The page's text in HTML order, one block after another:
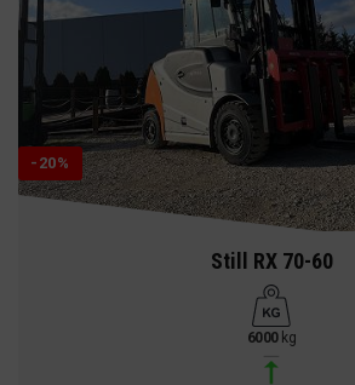
-20%
Still RX 70-60
6000kg